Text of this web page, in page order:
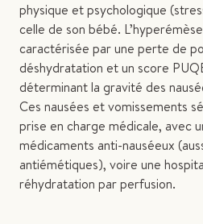
physique et psychologique
celle de son bébé.
caractérisée par une perte de
déshydratation et un score
déterminant la gravité des
Ces nausées et vomissements
prise en charge médicale, avec
médicaments anti-nauséeux
antiémétiques), voire une
réhydratation par perfusion.